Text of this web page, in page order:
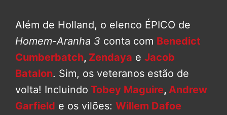
Além de Holland, o elenco ÉPICO de
Homem-Aranha 3 conta com Benedict
Cumberbatch, Zendaya e Jacob
Batalon. Sim, os veteranos estão de
volta! Incluindo Tobey Maguire, Andrew
Garfield e os vilões: Willem Dafoe